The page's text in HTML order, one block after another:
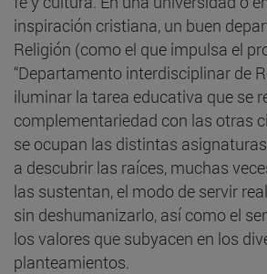
inspiración cristiana, un buen
Religión (como el que impulsa el
“Departamento interdisciplinar de
iluminar la tarea educativa que se
complementariedad con las otras
se ocupan las distintas
a descubrir las raíces, muchas
las sustentan, el modo de servir
sin deshumanizarlo, así como el
los valores que subyacen en los
planteamientos.